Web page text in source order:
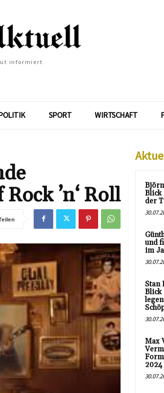
informiert
SPORT WIRTSCHAFT
’n‘ Roll
Blick
der
und
im
Stan
Blick
Max
2024